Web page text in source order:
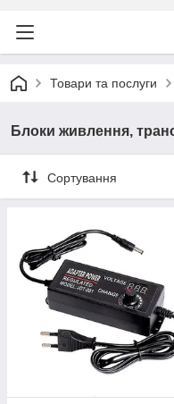
Товари та послуги
Блоки живлення,
Сортування